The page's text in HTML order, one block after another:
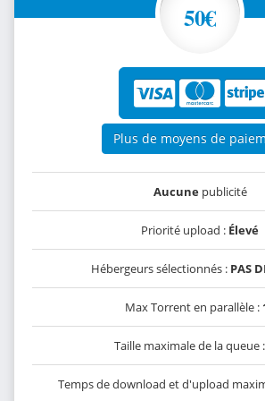
50€
Plus de moyens de
Aucunepublicité
Priorité upload : Élevé
Hébergeurs sélectionnés : PAS
Max Torrent en parallèle :
Taille maximale de la queue :
Temps de download et d'upload